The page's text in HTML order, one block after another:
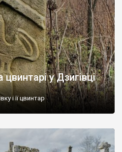
у Дзигівці
і її цвинтар